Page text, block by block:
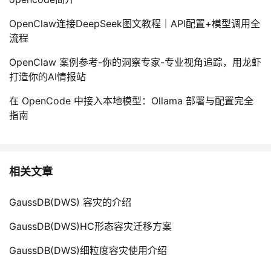
OpenClaw连接DeepSeek图文教程｜API配置+模型调用全
流程
OpenClaw 案例参考-你的洞察专家-专业视角追踪，用龙虾
打造你的AI情报站
在 OpenCode 中接入本地模型：Ollama 部署与配置完全
指南
相关文章
GaussDB(DWS) 容灾的介绍
GaussDB(DWS)HC形态容灾迁移方案
GaussDB(DWS)细粒度容灾使用介绍